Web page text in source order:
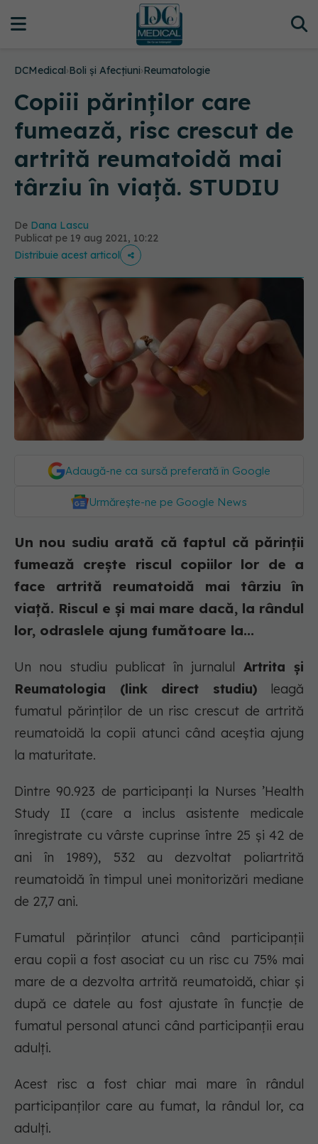
DCMedical›Boli și Afecțiuni›Reumatologie
Copiii părinților care
fumează, risc crescut de
artrită reumatoidă mai
târziu în viață. STUDIU
De Dana Lascu
Publicat pe 19 aug 2021, 10:22
Distribuie acest articol
Adaugă-ne ca sursă preferată în Google
Urmărește-ne pe Google News
Un nou sudiu arată că faptul că părinții
fumează crește riscul copiilor lor de a
face artrită reumatoidă mai târziu în
viață. Riscul e și mai mare dacă, la rândul
lor, odraslele ajung fumătoare la...
Un nou studiu publicat în jurnalul Artrita și
Reumatologia (link direct studiu) leagă
fumatul părinților de un risc crescut de artrită
reumatoidă la copii atunci când aceștia ajung
la maturitate.
Dintre 90.923 de participanți la Nurses ’Health
Study II (care a inclus asistente medicale
înregistrate cu vârste cuprinse între 25 și 42 de
ani în 1989), 532 au dezvoltat poliartrită
reumatoidă în timpul unei monitorizări mediane
de 27,7 ani.
Fumatul părinților atunci când participanții
erau copii a fost asociat cu un risc cu 75% mai
mare de a dezvolta artrită reumatoidă, chiar și
după ce datele au fost ajustate în funcție de
fumatul personal atunci când participanții erau
adulți.
Acest risc a fost chiar mai mare în rândul
participanților care au fumat, la rândul lor, ca
adulți.